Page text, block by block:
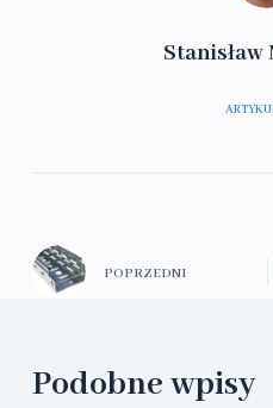
POPRZEDNI
Podobne wpisy